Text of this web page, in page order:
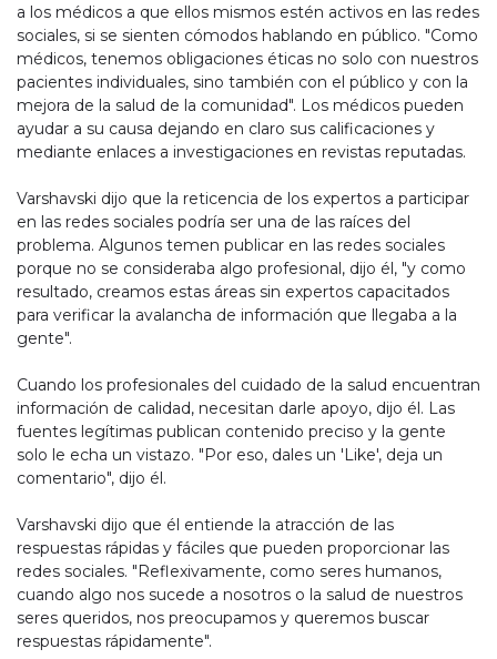
a los médicos a que ellos mismos estén activos en las redes
sociales, si se sienten cómodos hablando en público. "Como
médicos, tenemos obligaciones éticas no solo con nuestros
pacientes individuales, sino también con el público y con la
mejora de la salud de la comunidad". Los médicos pueden
ayudar a su causa dejando en claro sus calificaciones y
mediante enlaces a investigaciones en revistas reputadas.
Varshavski dijo que la reticencia de los expertos a participar
en las redes sociales podría ser una de las raíces del
problema. Algunos temen publicar en las redes sociales
porque no se consideraba algo profesional, dijo él, "y como
resultado, creamos estas áreas sin expertos capacitados
para verificar la avalancha de información que llegaba a la
gente".
Cuando los profesionales del cuidado de la salud encuentran
información de calidad, necesitan darle apoyo, dijo él. Las
fuentes legítimas publican contenido preciso y la gente
solo le echa un vistazo. "Por eso, dales un 'Like', deja un
comentario", dijo él.
Varshavski dijo que él entiende la atracción de las
respuestas rápidas y fáciles que pueden proporcionar las
redes sociales. "Reflexivamente, como seres humanos,
cuando algo nos sucede a nosotros o la salud de nuestros
seres queridos, nos preocupamos y queremos buscar
respuestas rápidamente".